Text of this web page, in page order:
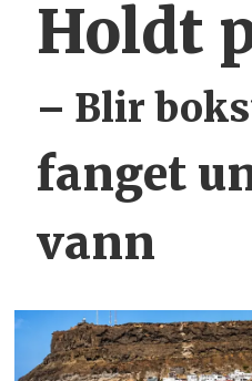
Holdt
– Blir
fanget
vann